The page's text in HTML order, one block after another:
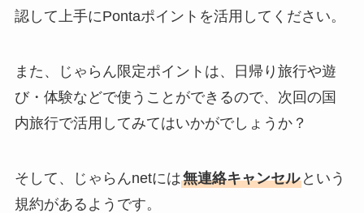
認して上手にPontaポイントを活用してください。
また、じゃらん限定ポイントは、日帰り旅行や遊
び・体験などで使うことができるので、次回の国
内旅行で活用してみてはいかがでしょうか？
そして、じゃらんnetには無連絡キャンセルという
規約があるようです。